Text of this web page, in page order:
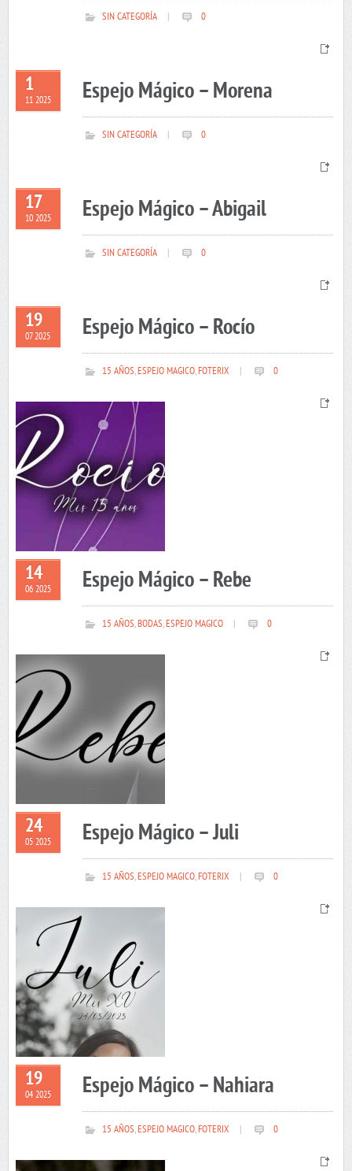
SIN CATEGORÍA 0
1
11 2025 Espejo Mágico – Morena
SIN CATEGORÍA 0
17
10 2025 Espejo Mágico – Abigail
SIN CATEGORÍA 0
19
07 2025 Espejo Mágico – Rocío
15 AÑOS,ESPEJO MAGICO,FOTERIX 0
14
06 2025 Espejo Mágico – Rebe
15 AÑOS,BODAS,ESPEJO MAGICO 0
24
05 2025 Espejo Mágico – Juli
15 AÑOS,ESPEJO MAGICO,FOTERIX 0
19
04 2025 Espejo Mágico – Nahiara
15 AÑOS,ESPEJO MAGICO,FOTERIX 0